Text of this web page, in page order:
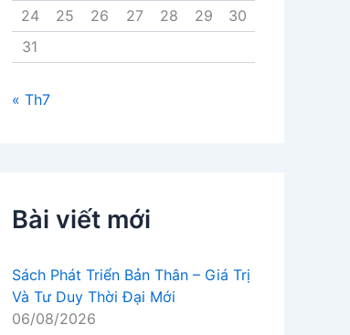
24
25 26 27 28 29
30
31
« Th7
Bài viết mới
Sách Phát Triển Bản Thân – Giá Trị
Và Tư Duy Thời Đại Mới
06/08/2026